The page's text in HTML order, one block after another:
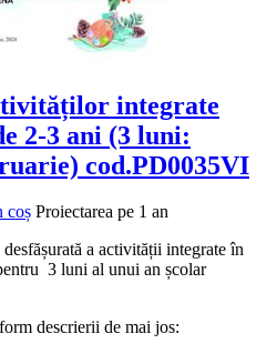
integrate
2-3 ani (3 luni:
cod.PD0035VI
coș Proiectarea pe 1 an
desfășurată a activității integrate în
3 luni al unui an școlar
descrierii de mai jos: